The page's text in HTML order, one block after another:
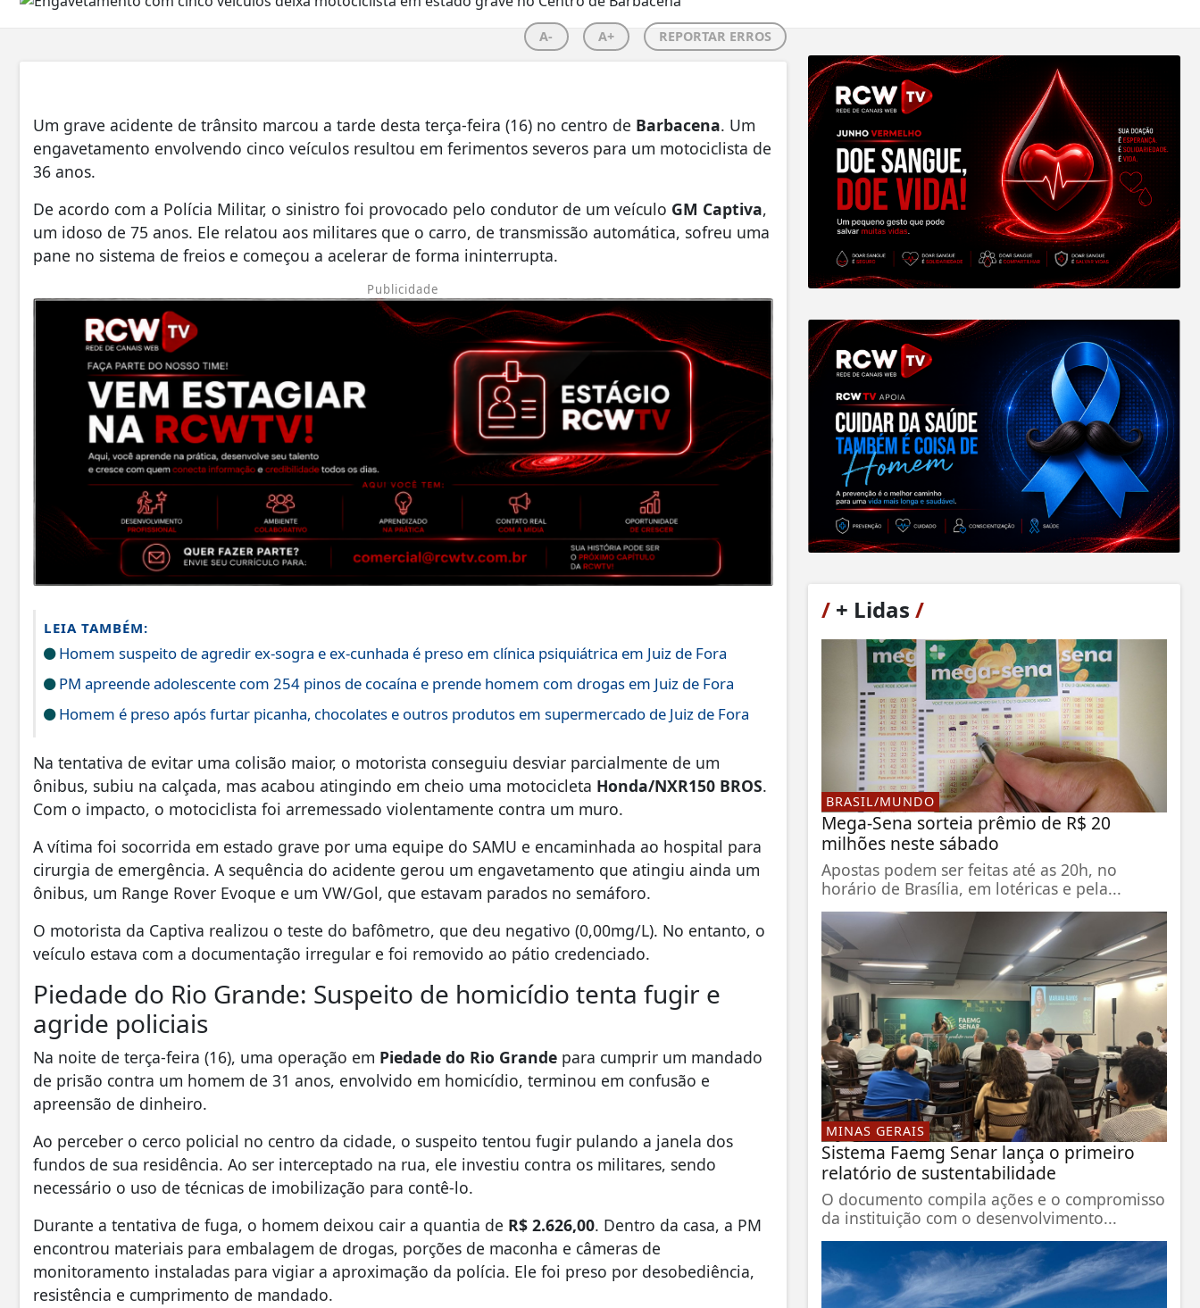
A- A+ REPORTAR ERROS
Um grave acidente de trânsito marcou a tarde desta terça-feira (16) no centro de Barbacena. Um
engavetamento envolvendo cinco veículos resultou em ferimentos severos para um motociclista de
36 anos.
De acordo com a Polícia Militar, o sinistro foi provocado pelo condutor de um veículo GM Captiva,
um idoso de 75 anos. Ele relatou aos militares que o carro, de transmissão automática, sofreu uma
pane no sistema de freios e começou a acelerar de forma ininterrupta.
Publicidade
LEIA TAMBÉM:
Homem suspeito de agredir ex-sogra e ex-cunhada é preso em clínica psiquiátrica em Juiz de Fora
PM apreende adolescente com 254 pinos de cocaína e prende homem com drogas em Juiz de Fora
Homem é preso após furtar picanha, chocolates e outros produtos em supermercado de Juiz de Fora
Na tentativa de evitar uma colisão maior, o motorista conseguiu desviar parcialmente de um
ônibus, subiu na calçada, mas acabou atingindo em cheio uma motocicleta Honda/NXR150 BROS.
Com o impacto, o motociclista foi arremessado violentamente contra um muro.
A vítima foi socorrida em estado grave por uma equipe do SAMU e encaminhada ao hospital para
cirurgia de emergência. A sequência do acidente gerou um engavetamento que atingiu ainda um
ônibus, um Range Rover Evoque e um VW/Gol, que estavam parados no semáforo.
O motorista da Captiva realizou o teste do bafômetro, que deu negativo (0,00mg/L). No entanto, o
veículo estava com a documentação irregular e foi removido ao pátio credenciado.
Piedade do Rio Grande: Suspeito de homicídio tenta fugir e
agride policiais
Na noite de terça-feira (16), uma operação em Piedade do Rio Grande para cumprir um mandado
de prisão contra um homem de 31 anos, envolvido em homicídio, terminou em confusão e
apreensão de dinheiro.
Ao perceber o cerco policial no centro da cidade, o suspeito tentou fugir pulando a janela dos
fundos de sua residência. Ao ser interceptado na rua, ele investiu contra os militares, sendo
necessário o uso de técnicas de imobilização para contê-lo.
Durante a tentativa de fuga, o homem deixou cair a quantia de R$ 2.626,00. Dentro da casa, a PM
encontrou materiais para embalagem de drogas, porções de maconha e câmeras de
monitoramento instaladas para vigiar a aproximação da polícia. Ele foi preso por desobediência,
resistência e cumprimento de mandado.
/+ Lidas /
BRASIL/MUNDO
Mega-Sena sorteia prêmio de R$ 20
milhões neste sábado
Apostas podem ser feitas até as 20h, no
horário de Brasília, em lotéricas e pela...
MINAS GERAIS
Sistema Faemg Senar lança o primeiro
relatório de sustentabilidade
O documento compila ações e o compromisso
da instituição com o desenvolvimento...